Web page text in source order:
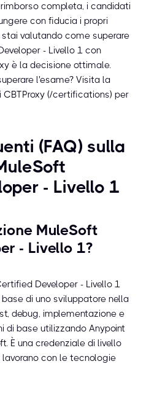
completa, i candidati
con fiducia i propri
valutando come superare
- Livello 1 con
è la decisione ottimale.
l'esame? Visita la
(/certifications) per
(FAQ) sulla
- Livello 1
MuleSoft
- Livello 1?
Developer - Livello 1
di uno sviluppatore nella
debug, implementazione e
di base utilizzando Anypoint
È una credenziale di livello
con le tecnologie